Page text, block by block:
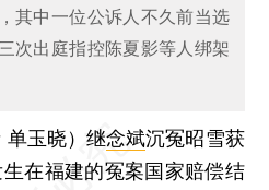
其中一位公诉人不久前当选
次出庭指控陈夏影等人绑架
玉晓） 继念斌沉冤昭雪获
在福建的冤案国家赔偿结